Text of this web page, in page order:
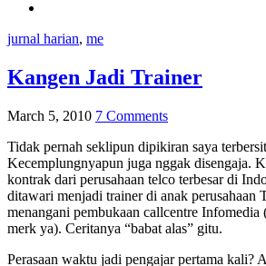
jurnal harian, me
Kangen Jadi Trainer
March 5, 2010 7 Comments
Tidak pernah seklipun dipikiran saya
Kecemplungnyapun juga nggak disengaja.
kontrak dari perusahaan telco terbesar di
ditawari menjadi trainer di anak perusahaan
menangani pembukaan callcentre Infomedia
merk ya). Ceritanya “babat alas” gitu.
Perasaan waktu jadi pengajar pertama kali?